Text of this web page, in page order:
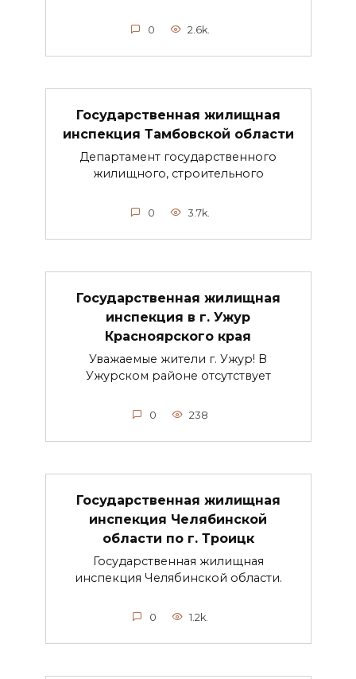
0 2.6k.
Государственная жилищная
инспекция Тамбовской области
Департамент государственного
жилищного, строительного
0 3.7k.
Государственная жилищная
инспекция в г. Ужур
Красноярского края
Уважаемые жители г. Ужур! В
Ужурском районе отсутствует
0 238
Государственная жилищная
инспекция Челябинской
области по г. Троицк
Государственная жилищная
инспекция Челябинской области.
0 1.2k.